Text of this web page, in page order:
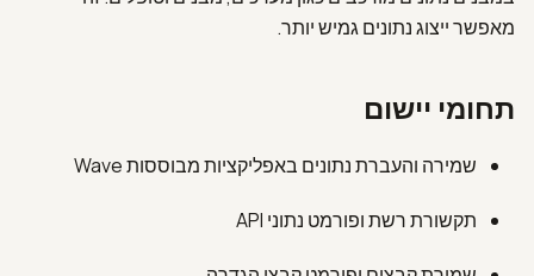
מאפשר ייצוג נתונים גמיש יותר.
תחומי יישום
שמירה והעברת נתונים באפליקציות מבוססות Wave
תקשורת רשת ופורמט נתוני API